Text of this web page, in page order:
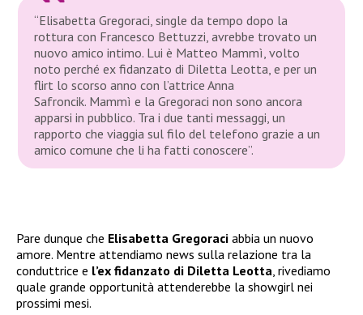
“Elisabetta Gregoraci, single da tempo dopo la
rottura con Francesco Bettuzzi, avrebbe trovato un
nuovo amico intimo. Lui è Matteo Mammì, volto
noto perché ex fidanzato di Diletta Leotta, e per un
flirt lo scorso anno con l’attrice Anna
Safroncik. Mammì e la Gregoraci non sono ancora
apparsi in pubblico. Tra i due tanti messaggi, un
rapporto che viaggia sul filo del telefono grazie a un
amico comune che li ha fatti conoscere”.
Pare dunque che Elisabetta Gregoraci abbia un nuovo
amore. Mentre attendiamo news sulla relazione tra la
conduttrice e l’ex fidanzato di Diletta Leotta , rivediamo
quale grande opportunità attenderebbe la showgirl nei
prossimi mesi.